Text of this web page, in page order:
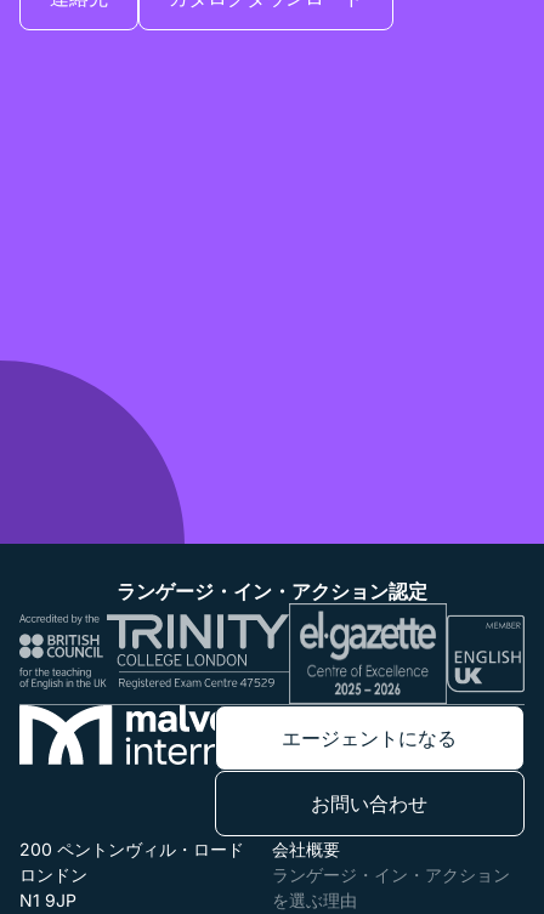
ランゲージ・イン・アクション認定
エージェントになる
お問い合わせ
200 ペントンヴィル・ロード
ロンドン
N1 9JP
会社概要
ランゲージ・イン・アクション
を選ぶ理由